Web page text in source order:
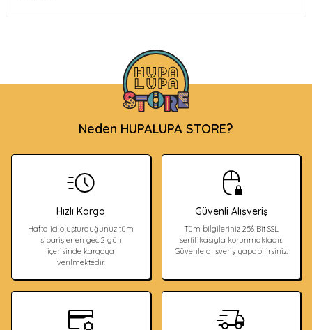
Neden HUPALUPA STORE?
Hızlı Kargo
Hafta içi oluşturduğunuz tüm
siparişler en geç 2 gün
içerisinde kargoya
verilmektedir.
Güvenli Alışveriş
Tüm bilgileriniz 256 Bit SSL
sertifikasıyla korunmaktadır.
Güvenle alışveriş yapabilirsiniz.